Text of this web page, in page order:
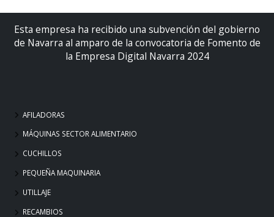
Esta empresa ha recibido una subvención del gobierno
de Navarra al amparo de la convocatoria de Fomento de
la Empresa Digital Navarra 2024
AFILADORAS
MÁQUINAS SECTOR ALIMENTARIO
CUCHILLOS
PEQUEÑA MAQUINARIA
UTILLAJE
RECAMBIOS